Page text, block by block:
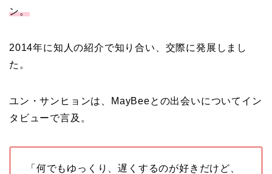
ン。
2014年に知人の紹介で知り合い、交際に発展しまし
た。
ユン・サンヒョンは、MayBeeとの出会いについてイン
タビューで言及。
「何でもゆっくり、遅くするのが好きだけど、